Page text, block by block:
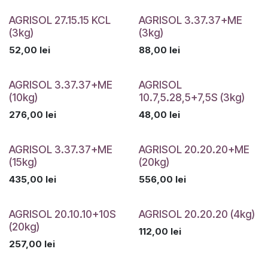
Indisponibil
AGRISOL 27.15.15 KCL
(3kg)
52,00 lei
AGRISOL 3.37.37+ME
(3kg)
88,00 lei
AGRISOL 3.37.37+ME
(10kg)
276,00 lei
AGRISOL
10.7,5.28,5+7,5S (3kg)
48,00 lei
AGRISOL 3.37.37+ME
(15kg)
435,00 lei
AGRISOL 20.20.20+ME
(20kg)
556,00 lei
AGRISOL 20.10.10+10S
(20kg)
257,00 lei
AGRISOL 20.20.20 (4kg)
112,00 lei